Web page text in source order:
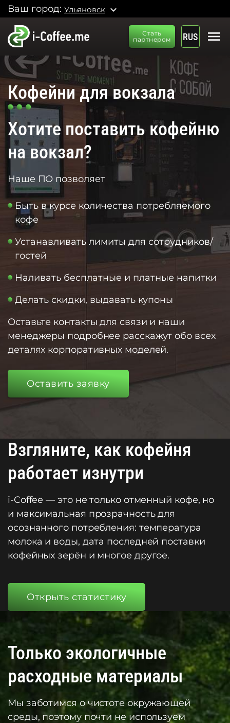
Ваш город: Ульяновск expand_more
Стать
партнером
RUS menu
Кофейни для вокзала
Хотите поставить кофейню
на вокзал?
Наше ПО позволяет
Быть в курсе количества потребляемого
кофе
Устанавливать лимиты для сотрудников/
гостей
Наливать бесплатные и платные напитки
Делать скидки, выдавать купоны
Оставьте контакты для связи и наши
менеджеры подробнее расскажут обо всех
деталях корпоративных моделей.
Оставить заявку
Взгляните, как кофейня
работает изнутри
i-Coffee — это не только отменный кофе, но
и максимальная прозрачность для
осознанного потребления: температура
молока и воды, дата последней поставки
кофейных зерён и многое другое.
Открыть статистику
Только экологичные
расходные материалы
Мы заботимся о чистоте окружающей
среды, поэтому почти не используем